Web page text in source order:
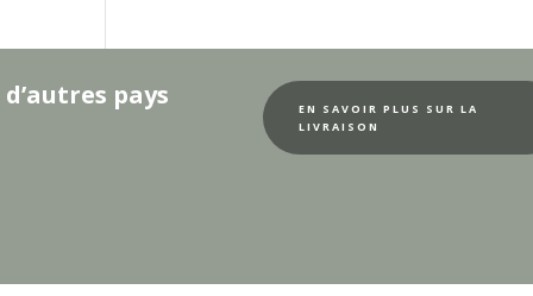
pays
EN SAVOIR PLUS SUR LA
LIVRAISON